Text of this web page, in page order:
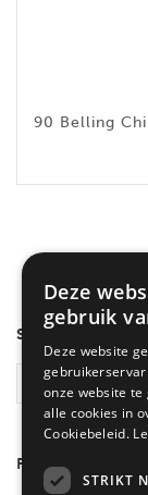
90 Belling
SEARCH
FILTRER PAR
Deze
gebruik
Deze website
onze website
alle cookies in
Cookiebeleid.
STRIKT